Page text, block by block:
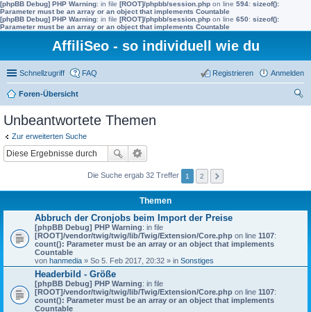
[phpBB Debug] PHP Warning: in file [ROOT]/phpbb/session.php on line 594: sizeof():
Parameter must be an array or an object that implements Countable
[phpBB Debug] PHP Warning: in file [ROOT]/phpbb/session.php on line 650: sizeof():
Parameter must be an array or an object that implements Countable
AffiliSeo - so individuell wie du
Schnellzugriff FAQ Anmelden
Registrieren
Foren-Übersicht
Unbeantwortete Themen
Zur erweiterten Suche
Die Suche ergab 32 Treffer 1 2
Themen
Abbruch der Cronjobs beim Import der Preise
[phpBB Debug] PHP Warning: in file
[ROOT]/vendor/twig/twig/lib/Twig/Extension/Core.php on line 1107:
count(): Parameter must be an array or an object that implements
Countable
von hanmedia » So 5. Feb 2017, 20:32 » in Sonstiges
Headerbild - Größe
[phpBB Debug] PHP Warning: in file
[ROOT]/vendor/twig/twig/lib/Twig/Extension/Core.php on line 1107:
count(): Parameter must be an array or an object that implements
Countable